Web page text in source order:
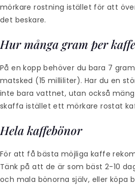
mörkare rostning istället för att
det beskare.
Hur många gram per
På en kopp behöver du bara 7
matsked (15 milliliter). Har du en
inte bara vattnet, utan också
skaffa istället ett mörkare rostat
Hela kaffebönor
För att få bästa möjliga kaffe
Tänk på att de är som bäst 2-10
och mala bönorna själv, eller köpa